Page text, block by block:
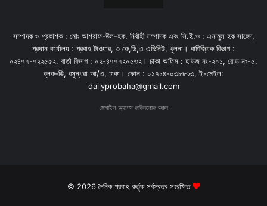
সম্পাদক ও প্রকাশক : মোঃ আশরাফ-উল-হক, নির্বাহী সম্পাদক এবং সি.ই.ও : এনামুল হক সাহেদ,
প্রধান কার্যালয় : প্রবাহ টাওয়ার, ৩ কে,ডি,এ এভিনিউ, খুলনা। বাণিজ্যিক বিভাগ :
০২৪৭৭-৭২২৫৫২. বার্তা বিভাগ : ০২-৪৭৭৭২০৫৩২। ঢাকা অফিস : হাউজ নং-২০১, রোড নং-৫,
ব্লক-ডি, বসুন্ধরা আ/এ, ঢাকা। ফোন : ০১৭১৪-০৩৮৮২৩, ই-মেইল:
dailyprobaha@gmail.com
মোবাইল অ্যাপস ডাউনলোড করুন
© 2026 দৈনিক প্রবাহ কর্তৃক সর্বস্বত্ব সংরক্ষিত